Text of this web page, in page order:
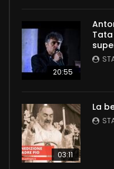
20:55
03:11
La